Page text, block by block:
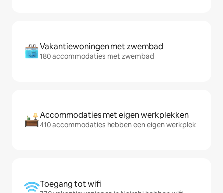
Vakantiewoningen met zwembad
180 accommodaties met zwembad
Accommodaties met eigen werkplekken
410 accommodaties hebben een eigen werkplek
Toegang tot wifi